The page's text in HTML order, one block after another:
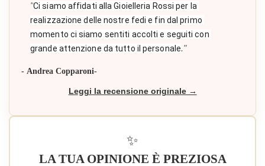
"Ci siamo affidati alla Gioielleria Rossi per la
realizzazione delle nostre fedi e fin dal primo
momento ci siamo sentiti accolti e seguiti con
grande attenzione da tutto il personale."
- Andrea Copparoni-
Leggi la recensione originale →
✨
LA TUA OPINIONE È PREZIOSA